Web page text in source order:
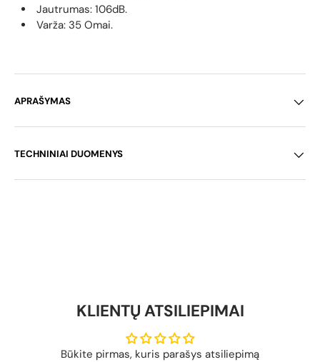
Jautrumas: 106dB.
Varža: 35 Omai.
APRAŠYMAS
TECHNINIAI DUOMENYS
KLIENTŲ ATSILIEPIMAI
Būkite pirmas, kuris parašys atsiliepimą